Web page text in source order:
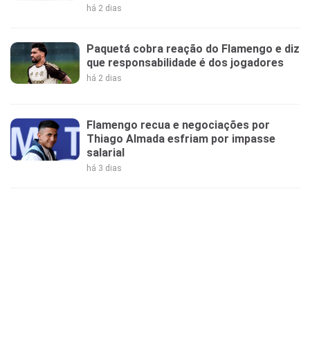
há 2 dias
Paquetá cobra reação do Flamengo e diz
que responsabilidade é dos jogadores
há 2 dias
Flamengo recua e negociações por
Thiago Almada esfriam por impasse
salarial
há 3 dias